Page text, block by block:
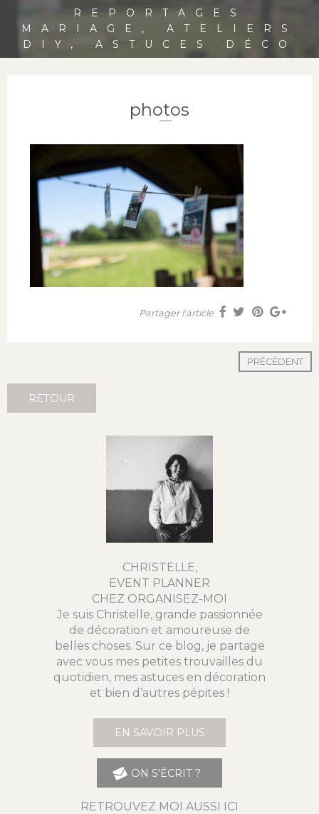
REPORTAGES
MARIAGE, ATELIERS
DIY, ASTUCES DÉCO
photos
Partager l'article
PRÉCÉDENT
RETOUR
CHRISTELLE,
EVENT PLANNER
CHEZ ORGANISEZ-MOI
Je suis Christelle, grande passionnée
de décoration et amoureuse de
belles choses. Sur ce blog, je partage
avec vous mes petites trouvailles du
quotidien, mes astuces en décoration
et bien d’autres pépites !
EN SAVOIR PLUS
ON S'ÉCRIT ?
RETROUVEZ MOI AUSSI ICI